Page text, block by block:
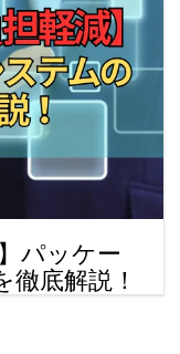
パッケー
底解説！